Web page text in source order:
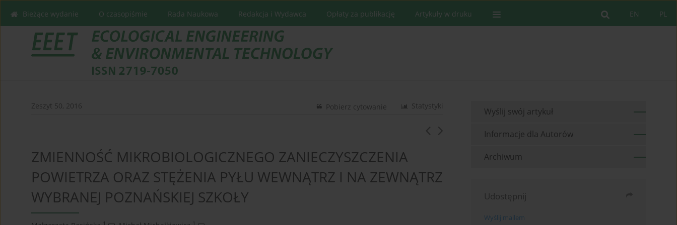
PL
EN
Bieżące wydanie O czasopiśmie Rada Naukowa Redakcja i Wydawca Opłaty za publikację Artykuły w druku
Zeszyt 50, 2016 Statystyki
Pobierz cytowanie
ZMIENNOŚĆ MIKROBIOLOGICZNEGO ZANIECZYSZCZENIA
POWIETRZA ORAZ STĘŻENIA PYŁU WEWNĄTRZ I NA ZEWNĄTRZ
WYBRANEJ POZNAŃSKIEJ SZKOŁY
1 1
Wyślij swój artykuł
Informacje dla Autorów
Archiwum
Udostępnij
Wyślij mailem